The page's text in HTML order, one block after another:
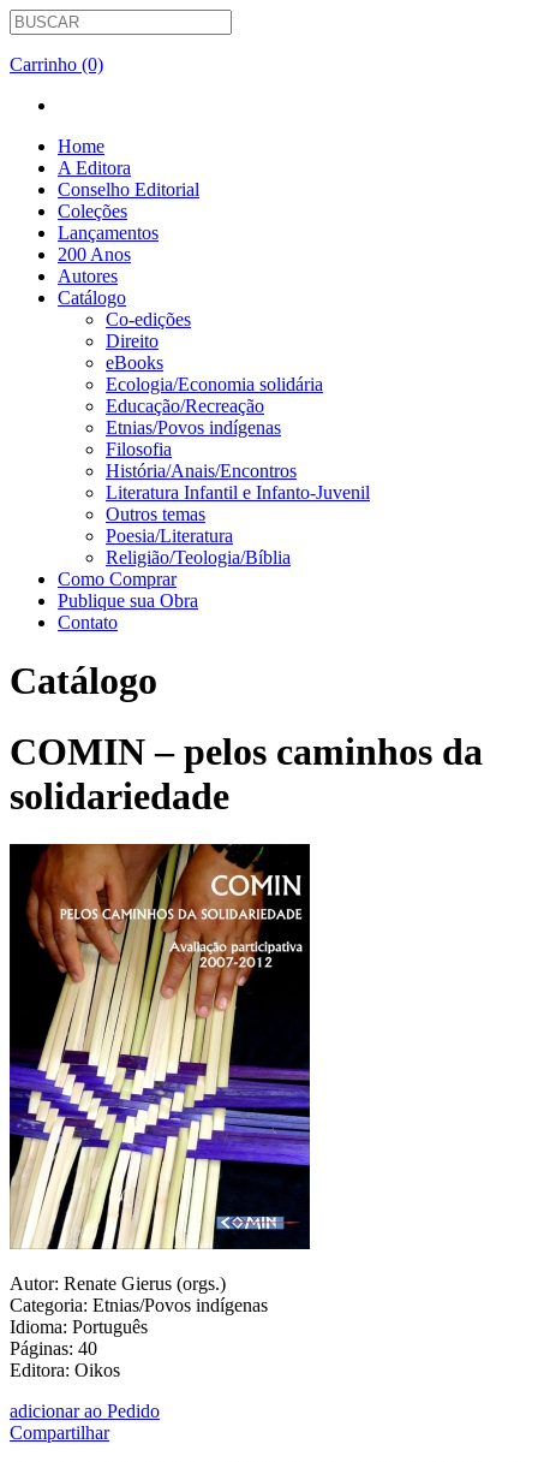
Carrinho (0)
Home
A Editora
Conselho Editorial
Coleções
Lançamentos
200 Anos
Autores
Catálogo
Co-edições
Direito
eBooks
Ecologia/Economia solidária
Educação/Recreação
Etnias/Povos indígenas
Filosofia
História/Anais/Encontros
Literatura Infantil e Infanto-Juvenil
Outros temas
Poesia/Literatura
Religião/Teologia/Bíblia
Como Comprar
Publique sua Obra
Contato
Catálogo
COMIN – pelos caminhos da
solidariedade
Autor: Renate Gierus (orgs.)
Categoria: Etnias/Povos indígenas
Idioma: Português
Páginas: 40
Editora: Oikos
adicionar ao Pedido
Compartilhar